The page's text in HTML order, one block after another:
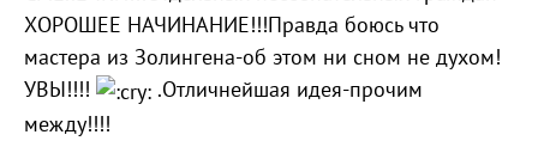
ХОРОШЕЕ НАЧИНАНИЕ!!!Правда боюсь что
мастера из Золингена-об этом ни сном не духом!
УВЫ!!!!
.Отличнейшая идея-прочим
между!!!!